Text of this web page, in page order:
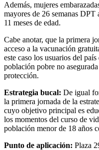
Además, mujeres
mayores de 26 semanas
11 meses de edad.
Cabe anotar, que la primera
acceso a la vacunación
este caso los usuarios del
población pobre no
protección.
Estrategia bucal: De igual
la primera jornada de la
cuyo objetivo principal es
los momentos del curso de
población menor de 18 años
Punto de aplicación: Plaza